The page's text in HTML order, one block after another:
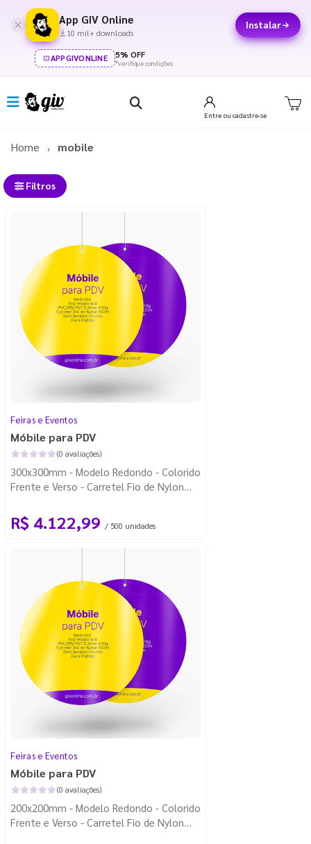
App GIV Online
10 mil+ downloads
Instalar
APPGIVONLINE 5% OFF
*verifique condições
Entre ou cadastre-se
Home mobile
Filtros
Feiras e Eventos
Móbile para PDV
(0 avaliações)
300x300mm - Modelo Redondo - Colorido
Frente e Verso - Carretel Fio de Nylon
R$ 4.122,99 / 500 unidades
Feiras e Eventos
Móbile para PDV
(0 avaliações)
200x200mm - Modelo Redondo - Colorido
Frente e Verso - Carretel Fio de Nylon